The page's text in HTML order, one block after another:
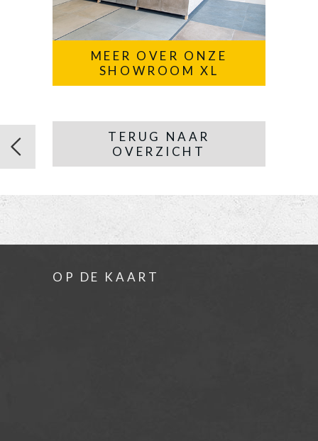
MEER OVER ONZE
SHOWROOM XL
TERUG NAAR
OVERZICHT
OP DE KAART